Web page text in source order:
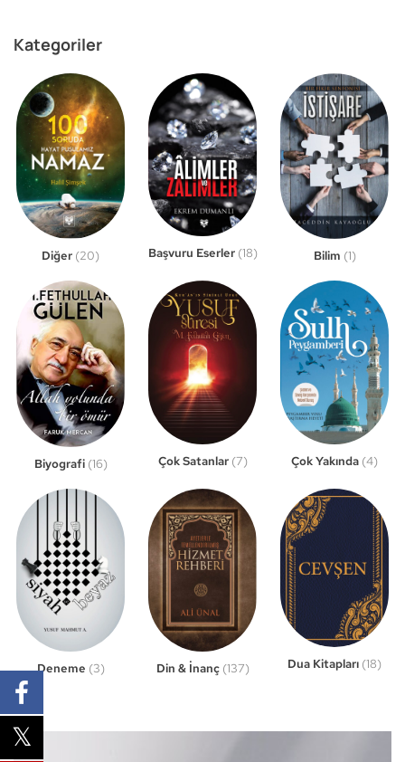
Kategoriler
Diğer (20) Başvuru Eserler (18) Bilim (1)
Biyografi (16) Çok Satanlar (7) Çok Yakında (4)
Deneme (3) Din & İnanç (137) Dua Kitapları (18)